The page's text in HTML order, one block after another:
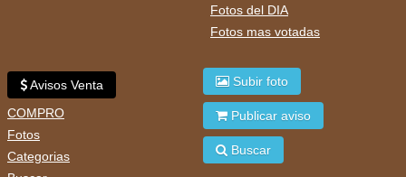
Fotos del DIA
Fotos mas votadas
Avisos Venta
COMPRO
Fotos
Categorias
Subir foto
Publicar aviso
Buscar